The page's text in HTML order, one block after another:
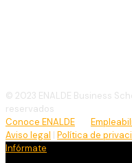
© 2023 ENALDE Business
reservados
Conoce ENALDE
Aviso legal | Política de
Infórmate